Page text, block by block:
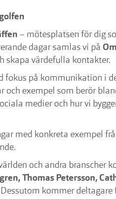
– mötesplatsen för dig
dagar samlas vi på
skapa värdefulla kontakter.
på kommunikation i
och exempel som berör
medier och hur vi
med konkreta exempel
och andra branscher
Thomas Petersson,
Dessutom kommer deltagare